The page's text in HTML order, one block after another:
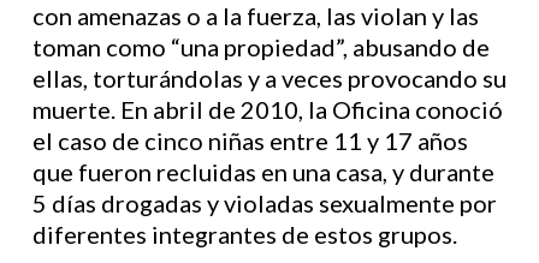
con amenazas o a la fuerza, las violan y las
toman como “una propiedad”, abusando de
ellas, torturándolas y a veces provocando su
muerte. En abril de 2010, la Oficina conoció
el caso de cinco niñas entre 11 y 17 años
que fueron recluidas en una casa, y durante
5 días drogadas y violadas sexualmente por
diferentes integrantes de estos grupos.